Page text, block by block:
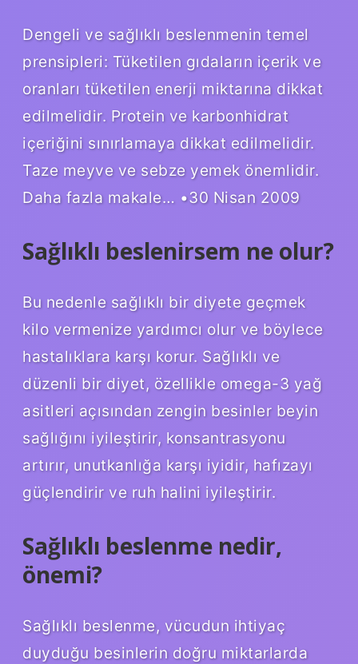
Dengeli ve sağlıklı beslenmenin temel
prensipleri: Tüketilen gıdaların içerik ve
oranları tüketilen enerji miktarına dikkat
edilmelidir. Protein ve karbonhidrat
içeriğini sınırlamaya dikkat edilmelidir.
Taze meyve ve sebze yemek önemlidir.
Daha fazla makale… •30 Nisan 2009
Sağlıklı beslenirsem ne olur?
Bu nedenle sağlıklı bir diyete geçmek
kilo vermenize yardımcı olur ve böylece
hastalıklara karşı korur. Sağlıklı ve
düzenli bir diyet, özellikle omega-3 yağ
asitleri açısından zengin besinler beyin
sağlığını iyileştirir, konsantrasyonu
artırır, unutkanlığa karşı iyidir, hafızayı
güçlendirir ve ruh halini iyileştirir.
Sağlıklı beslenme nedir,
önemi?
Sağlıklı beslenme, vücudun ihtiyaç
duyduğu besinlerin doğru miktarlarda